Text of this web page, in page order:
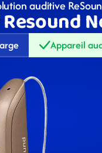
auditive
Appareil